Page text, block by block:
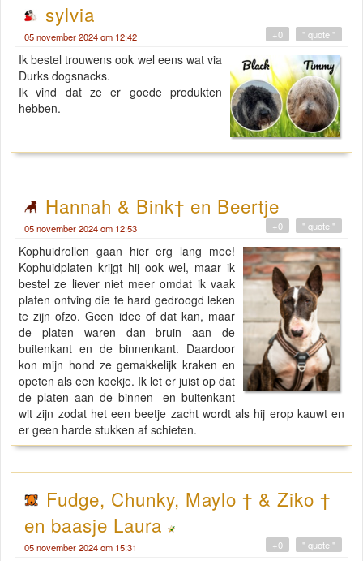
sylvia
05 november 2024 om 12:42 " quote "
+0
Ik bestel trouwens ook wel eens wat via
Durks dogsnacks.
Ik vind dat ze er goede produkten
hebben.
Hannah & Bink† en Beertje
05 november 2024 om 12:53 " quote "
+0
Kophuidrollen gaan hier erg lang mee!
Kophuidplaten krijgt hij ook wel, maar ik
bestel ze liever niet meer omdat ik vaak
platen ontving die te hard gedroogd leken
te zijn ofzo. Geen idee of dat kan, maar
de platen waren dan bruin aan de
buitenkant en de binnenkant. Daardoor
kon mijn hond ze gemakkelijk kraken en
opeten als een koekje. Ik let er juist op dat
de platen aan de binnen- en buitenkant
wit zijn zodat het een beetje zacht wordt als hij erop kauwt en
er geen harde stukken af schieten.
Fudge, Chunky, Maylo † & Ziko †
en baasje Laura
05 november 2024 om 15:31 " quote "
+0